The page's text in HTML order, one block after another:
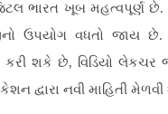
ભારત ખૂબ મહત્વપૂર્ણ
ઉપયોગ વધતો જાય છે.
શકે છે, વિડિયો
દ્વારા નવી માહિતી